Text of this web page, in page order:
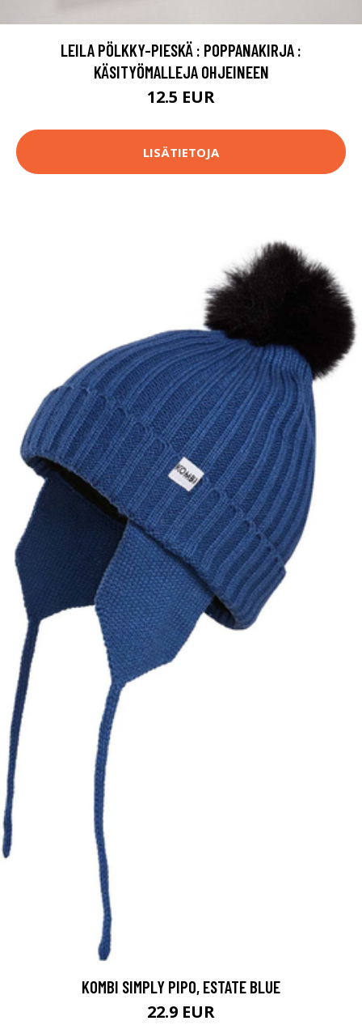
LEILA PÖLKKY-PIESKÄ : POPPANAKIRJA :
KÄSITYÖMALLEJA OHJEINEEN
12.5 EUR
LISÄTIETOJA
KOMBI SIMPLY PIPO, ESTATE BLUE
22.9 EUR